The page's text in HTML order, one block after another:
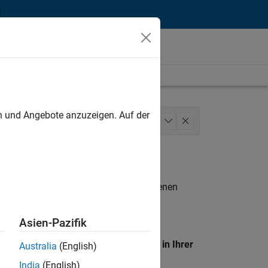
Sales Business Model Team
. Wenn Sie noch immer keine offenen
unseres
Standort, um alle Stellenangebote in Ihrer
Angebote anzuzeigen. Auf der
Asien-Pazifik
Australia (English)
India (English)